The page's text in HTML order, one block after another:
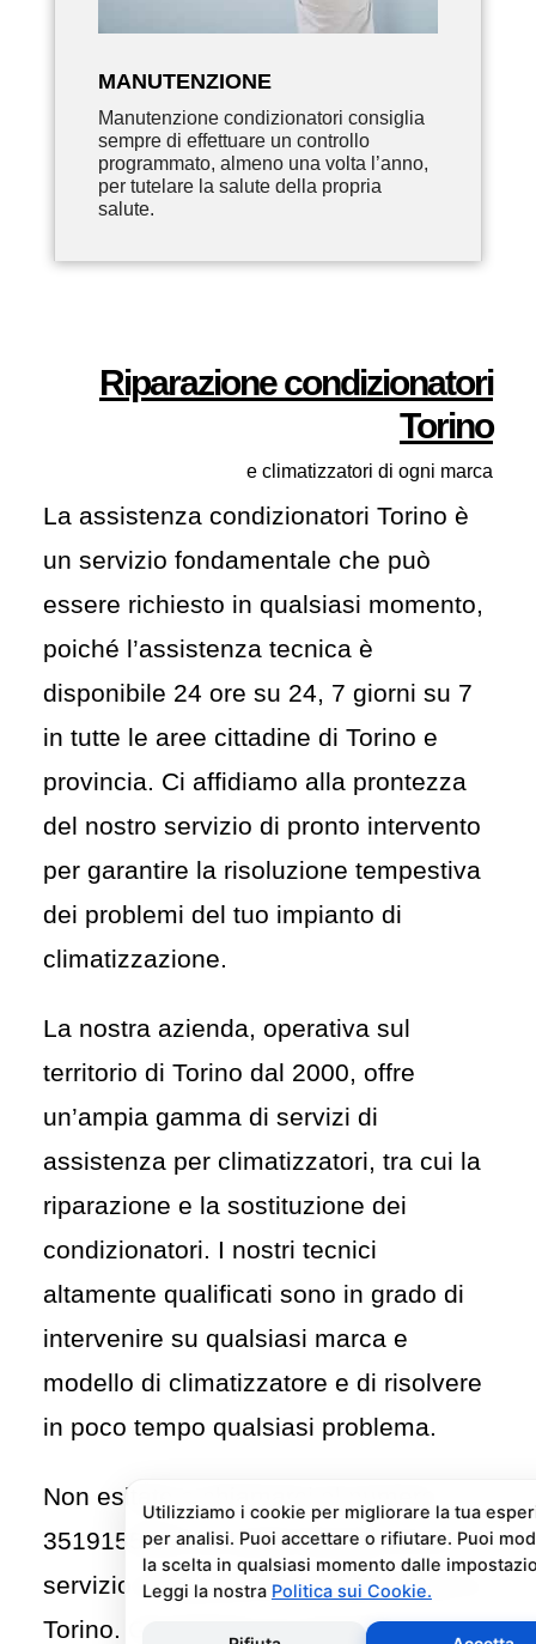
MANUTENZIONE
Manutenzione condizionatori consiglia
sempre di effettuare un controllo
programmato, almeno una volta l’anno,
per tutelare la salute della propria
salute.
Riparazione condizionatori
Torino
e climatizzatori di ogni marca
La assistenza condizionatori Torino è
un servizio fondamentale che può
essere richiesto in qualsiasi momento,
poiché l’assistenza tecnica è
disponibile 24 ore su 24, 7 giorni su 7
in tutte le aree cittadine di Torino e
provincia. Ci affidiamo alla prontezza
del nostro servizio di pronto intervento
per garantire la risoluzione tempestiva
dei problemi del tuo impianto di
climatizzazione.
La nostra azienda, operativa sul
territorio di Torino dal 2000, offre
un’ampia gamma di servizi di
assistenza per climatizzatori, tra cui la
riparazione e la sostituzione dei
condizionatori. I nostri tecnici
altamente qualificati sono in grado di
intervenire su qualsiasi marca e
modello di climatizzatore e di risolvere
in poco tempo qualsiasi problema.
Non esitate a chiamarci al numero
3519155550se avete bisogno di un
servizio di riparazione condizionatori a
Torino. Garantiamo la massima